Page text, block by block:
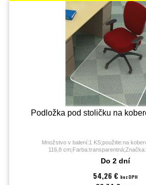
Podložka pod stoličku na
Množstvo v balení:1 KS;použitie:na
116,8
Do 2 dní
54,26 € bez DPH